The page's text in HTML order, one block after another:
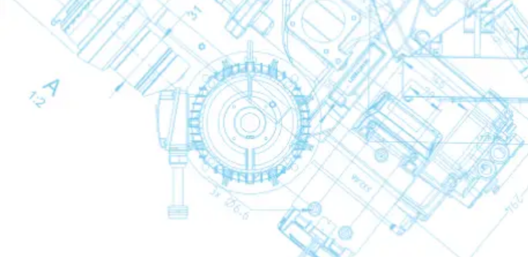
Back
Membrantrockner
SMD
Kondensataufbereitung
Kondensataufbereitung
Kondensataufbereitung
Mechanische Kondensatableiter
Mechanische Kondensatableiter
Mechanische Kondensatableiter
Elekronische Kondensatableiter
Elekronische Kondensatableiter